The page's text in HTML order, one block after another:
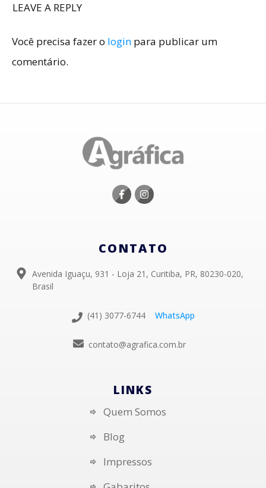
LEAVE A REPLY
Você precisa fazer o login para publicar um
comentário.
CONTATO
Avenida Iguaçu, 931 - Loja 21, Curitiba, PR, 80230-020,
Brasil
(41) 3077-6744 WhatsApp
contato@agrafica.com.br
LINKS
Quem Somos
Blog
Impressos